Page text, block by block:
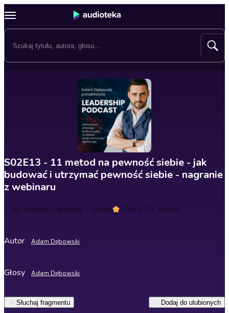
S02E13 - 11 metod na pewność siebie - jak
budować i utrzymać pewność siebie - nagranie
z webinaru
Czas trwania1 godzina 7 minut Ocena1(1 ocena)
Autor Adam Dębowski
Głosy Adam Dębowski
Słuchaj fragmentu Dodaj do ulubionych